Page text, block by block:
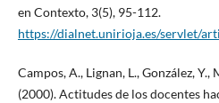
en Contexto, 3(5), 95-112.
https://dialnet.unirioja.es/servlet/
Campos, A., Lignan, L., González, Y.,
(2000). Actitudes de los docentes